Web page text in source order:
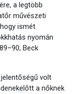
a legtöbb
művészeti
ismét
nyomán
Beck
volt
a nőknek